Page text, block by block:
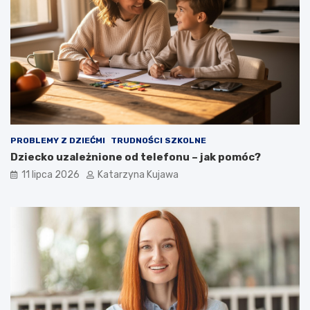
n
e
p
o
w
o
a
n
i
e
PROBLEMY Z DZIEĆMI TRUDNOŚCI SZKOLNE
Dziecko uzależnione od telefonu – jak pomóc?
11 lipca 2026 Katarzyna Kujawa